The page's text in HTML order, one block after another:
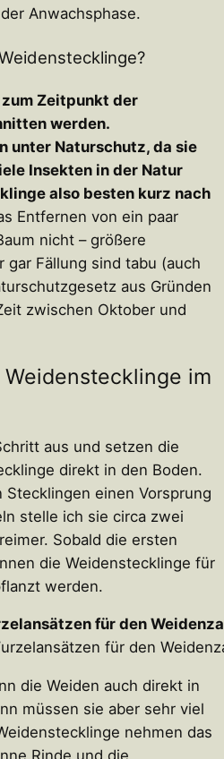
Anwachsphase.
Zeitpunkt der
werden.
unter Naturschutz, da sie
Insekten in der Natur
also besten kurz nach
Entfernen von ein paar
nicht – größere
gar Fällung sind tabu (auch
aus Gründen
zwischen Oktober und
im
aus und setzen die
direkt in den Boden.
Stecklingen einen Vorsprung
stelle ich sie circa zwei
Sobald die ersten
die Weidenstecklinge für
werden.
für den
die Weiden auch direkt in
müssen sie aber sehr viel
nehmen das